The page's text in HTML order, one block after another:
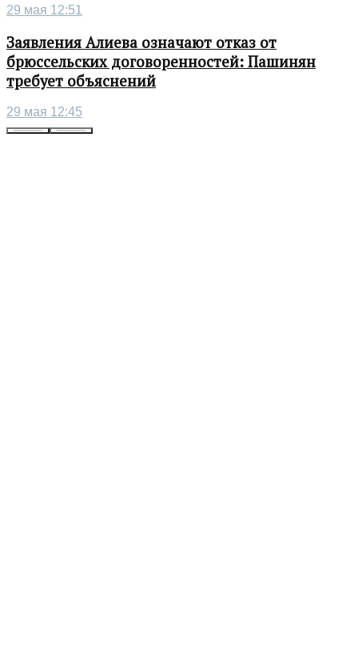
29 мая 12:51
Заявления Алиева означают отказ от
брюссельских договоренностей: Пашинян
требует объяснений
29 мая 12:45